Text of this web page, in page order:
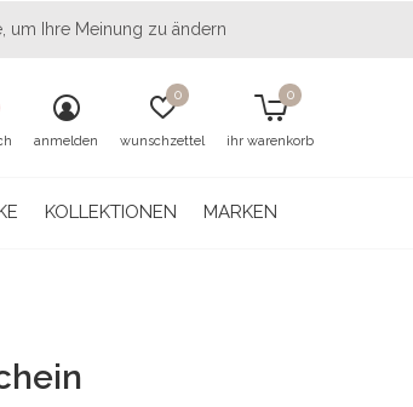
KOLLEKTIONEN MARKEN
anmelden wunschzettel
0
ihr warenkorb
0
um Ihre Meinung zu ändern